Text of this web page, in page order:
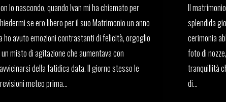
lo nascondo, quando Ivan mi ha chiamato per
se ero libero per il suo Matrimonio un anno
ho avuto emozioni contrastanti di felicità, orgoglio
misto di agitazione che aumentava con
della fatidica data. Il giorno stesso le
meteo prima...
Il
splendida
cerimonia
foto di
tranquillità
di...